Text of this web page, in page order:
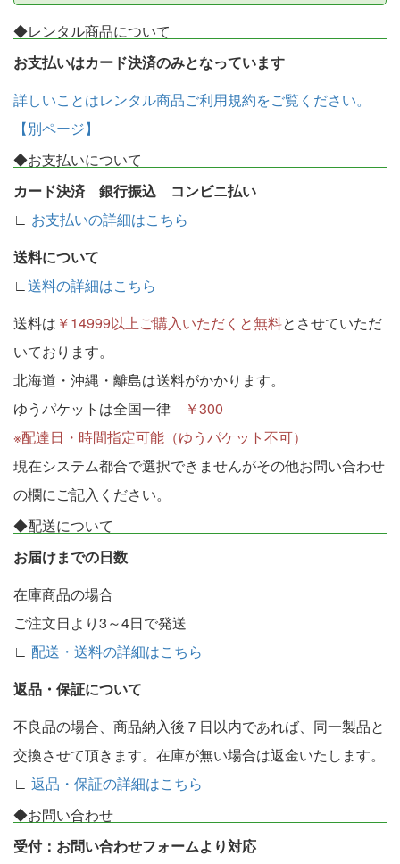
◆レンタル商品について
お支払いはカード決済のみとなっています
詳しいことはレンタル商品ご利用規約をご覧ください。
【別ページ】
◆お支払いについて
カード決済 銀行振込 コンビニ払い
∟ お支払いの詳細はこちら
送料について
∟送料の詳細はこちら
送料は ￥14999以上ご購入いただくと無料とさせていただ
いております。
北海道・沖縄・離島は送料がかかります。
ゆうパケットは全国一律
￥300
※配達日・時間指定可能（ゆうパケット不可）
現在システム都合で選択できませんがその他お問い合わせ
の欄にご記入ください。
◆配送について
お届けまでの日数
在庫商品の場合
ご注文日より3～4日で発送
∟ 配送・送料の詳細はこちら
返品・保証について
不良品の場合、商品納入後７日以内であれば、同一製品と
交換させて頂きます。在庫が無い場合は返金いたします。
∟ 返品・保証の詳細はこちら
◆お問い合わせ
受付：お問い合わせフォームより対応